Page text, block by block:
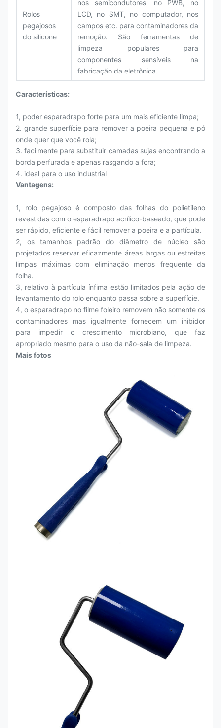
Rolos
pegajosos
do silicone
nos semicondutores, no PWB, no
LCD, no SMT, no computador, nos
campos etc. para contaminadores da
remoção. São ferramentas de
limpeza populares para
componentes sensíveis na
fabricação da eletrônica.
Características:
1, poder esparadrapo forte para um mais eficiente limpa;
2. grande superfície para remover a poeira pequena e pó
onde quer que você rola;
3. facilmente para substituir camadas sujas encontrando a
borda perfurada e apenas rasgando a fora;
4. ideal para o uso industrial
Vantagens:
1, rolo pegajoso é composto das folhas do polietileno
revestidas com o esparadrapo acrílico-baseado, que pode
ser rápido, eficiente e fácil remover a poeira e a partícula.
2, os tamanhos padrão do diâmetro de núcleo são
projetados reservar eficazmente áreas largas ou estreitas
limpas máximas com eliminação menos frequente da
folha.
3, relativo à partícula ínfima estão limitados pela ação de
levantamento do rolo enquanto passa sobre a superfície.
4, o esparadrapo no filme foleiro removem não somente os
contaminadores mas igualmente fornecem um inibidor
para impedir o crescimento microbiano, que faz
apropriado mesmo para o uso da não-sala de limpeza.
Mais fotos